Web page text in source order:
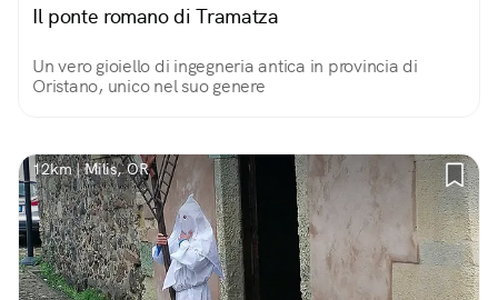
Il ponte romano di Tramatza
Un vero gioiello di ingegneria antica in provincia di
Oristano, unico nel suo genere
12km | Milis, OR